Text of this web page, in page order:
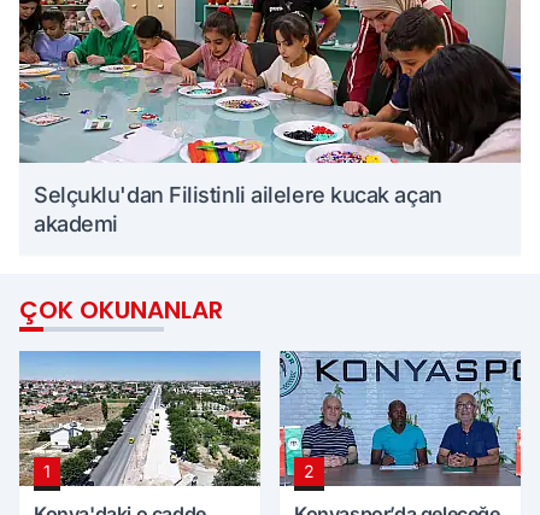
Selçuklu'dan Filistinli ailelere kucak açan
akademi
ÇOK OKUNANLAR
1 2